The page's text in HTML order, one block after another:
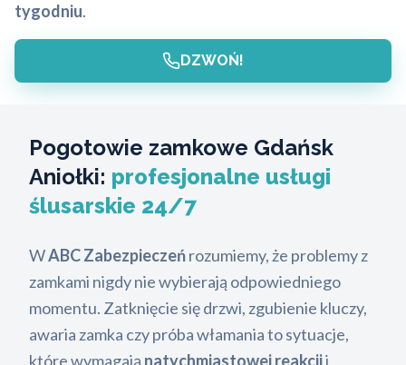
tygodniu.
DZWOŃ!
Pogotowie zamkowe Gdańsk
Aniołki: profesjonalne usługi
ślusarskie 24/7
WABC Zabezpieczeńrozumiemy, że problemy z
zamkami nigdy nie wybierają odpowiedniego
momentu. Zatknięcie się drzwi, zgubienie kluczy,
awaria zamka czy próba włamania to sytuacje,
które wymagają natychmiastowej reakcjii